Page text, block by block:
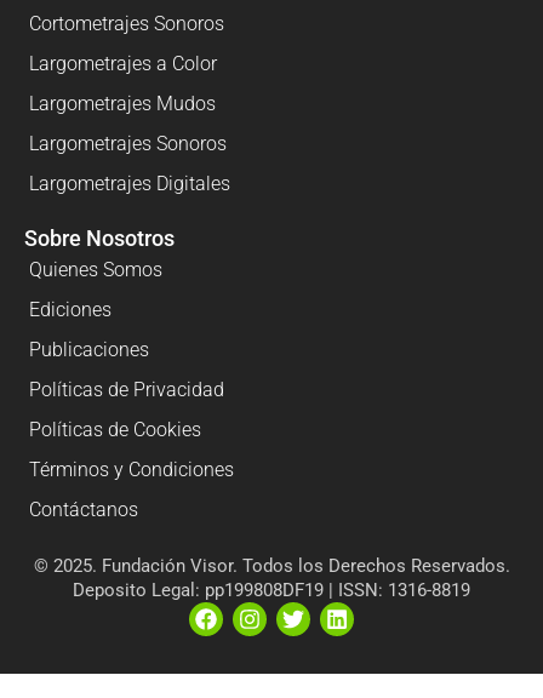
Cortometrajes Sonoros
Largometrajes a Color
Largometrajes Mudos
Largometrajes Sonoros
Largometrajes Digitales
Sobre Nosotros
Quienes Somos
Ediciones
Publicaciones
Políticas de Privacidad
Políticas de Cookies
Términos y Condiciones
Contáctanos
© 2025. Fundación Visor. Todos los Derechos Reservados.
Deposito Legal: pp199808DF19 | ISSN: 1316-8819